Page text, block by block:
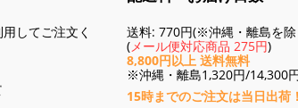
してご注文く
送料: 770円(※沖縄・離島を除
(メール便対応商品 275円)
8,800円以上 送料無料
※沖縄・離島1,320円/14,300
15時までのご注文は当日出荷！